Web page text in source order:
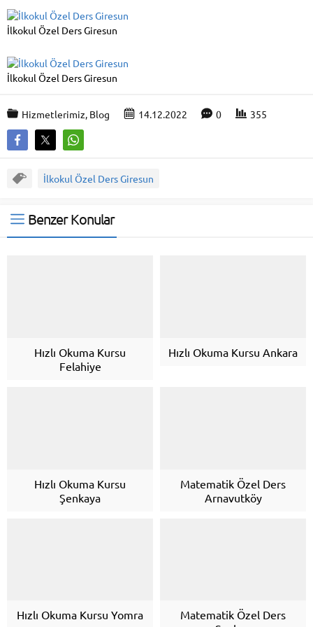
İlkokul Özel Ders Giresun
İlkokul Özel Ders Giresun
Hizmetlerimiz, Blog 14.12.2022 0 355
İlkokul Özel Ders Giresun
Benzer Konular
Hızlı Okuma Kursu
Felahiye
Hızlı Okuma Kursu Ankara
Hızlı Okuma Kursu
Şenkaya
Matematik Özel Ders
Arnavutköy
Hızlı Okuma Kursu Yomra
Matematik Özel Ders